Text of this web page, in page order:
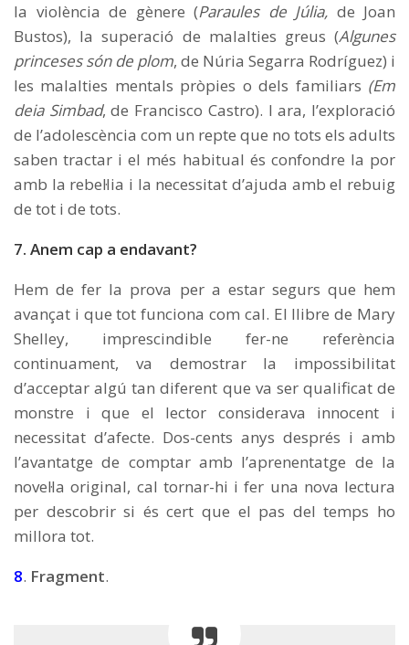
la violència de gènere (Paraules de Júlia, de Joan
Bustos), la superació de malalties greus (Algunes
princeses són de plom, de Núria Segarra Rodríguez) i
les malalties mentals pròpies o dels familiars (Em
deia Simbad, de Francisco Castro). I ara, l’exploració
de l’adolescència com un repte que no tots els adults
saben tractar i el més habitual és confondre la por
amb la rebel·lia i la necessitat d’ajuda amb el rebuig
de tot i de tots.
7. Anem cap a endavant?
Hem de fer la prova per a estar segurs que hem
avançat i que tot funciona com cal. El llibre de Mary
Shelley, imprescindible fer-ne referència
continuament, va demostrar la impossibilitat
d’acceptar algú tan diferent que va ser qualificat de
monstre i que el lector considerava innocent i
necessitat d’afecte. Dos-cents anys després i amb
l’avantatge de comptar amb l’aprenentatge de la
novel·la original, cal tornar-hi i fer una nova lectura
per descobrir si és cert que el pas del temps ho
millora tot.
8. Fragment.